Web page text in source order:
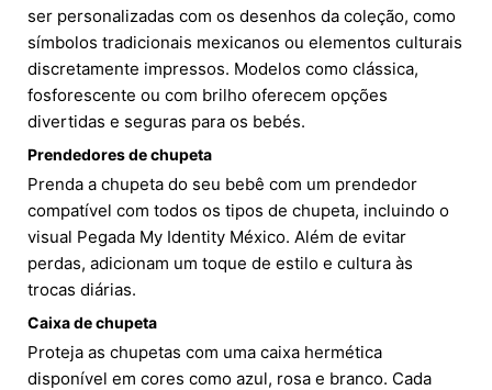
ser personalizadas com os desenhos da coleção, como
símbolos tradicionais mexicanos ou elementos culturais
discretamente impressos. Modelos como clássica,
fosforescente ou com brilho oferecem opções
divertidas e seguras para os bebés.
Prendedores de chupeta
Prenda a chupeta do seu bebê com um prendedor
compatível com todos os tipos de chupeta, incluindo o
visual Pegada My Identity México. Além de evitar
perdas, adicionam um toque de estilo e cultura às
trocas diárias.
Caixa de chupeta
Proteja as chupetas com uma caixa hermética
disponível em cores como azul, rosa e branco. Cada